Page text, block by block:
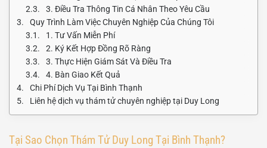
3. Điều Tra Thông Tin Cá Nhân Theo Yêu Cầu
Quy Trình Làm Việc Chuyên Nghiệp Của Chúng Tôi
1. Tư Vấn Miễn Phí
2. Ký Kết Hợp Đồng Rõ Ràng
3. Thực Hiện Giám Sát Và Điều Tra
4. Bàn Giao Kết Quả
Chi Phí Dịch Vụ Tại Bình Thạnh
Liên hệ dịch vụ thám tử chuyên nghiệp tại Duy Long
Tại Sao Chọn Thám Tử Duy Long Tại Bình Thạnh?